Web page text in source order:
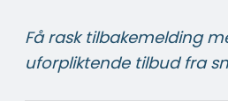
Få rask tilbakemelding
uforpliktende tilbud fra